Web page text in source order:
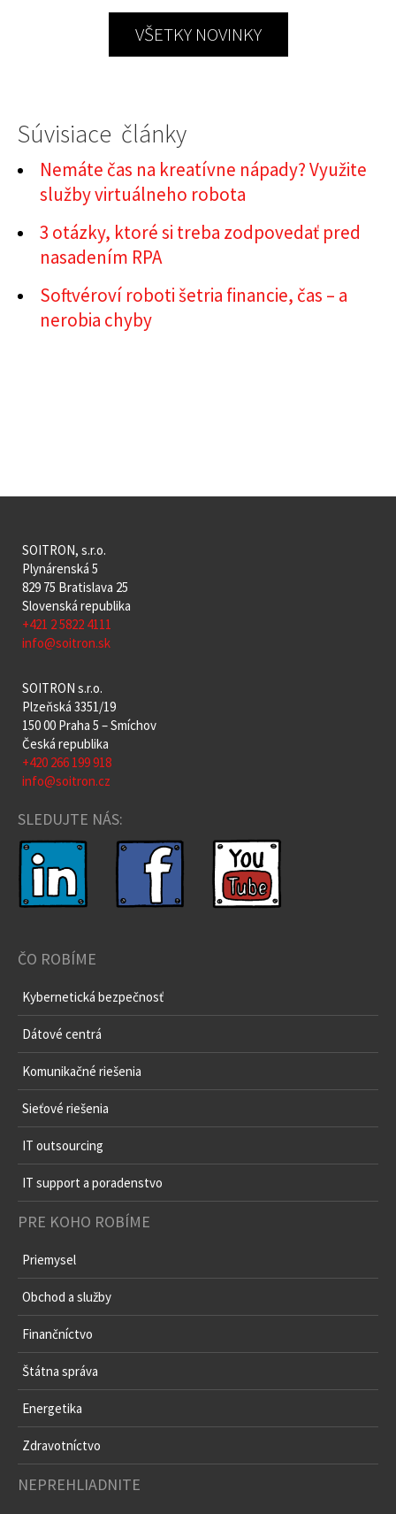
VŠETKY NOVINKY
Súvisiace články
Nemáte čas na kreatívne nápady? Využite
služby virtuálneho robota
3 otázky, ktoré si treba zodpovedať pred
nasadením RPA
Softvéroví roboti šetria financie, čas – a
nerobia chyby
SOITRON, s.r.o.
Plynárenská 5
829 75 Bratislava 25
Slovenská republika
+421 2 5822 4111
info@soitron.sk
SOITRON s.r.o.
Plzeňská 3351/19
150 00 Praha 5 – Smíchov
Česká republika
+420 266 199 918
info@soitron.cz
SLEDUJTE NÁS:
ČO ROBÍME
Kybernetická bezpečnosť
Dátové centrá
Komunikačné riešenia
Sieťové riešenia
IT outsourcing
IT support a poradenstvo
PRE KOHO ROBÍME
Priemysel
Obchod a služby
Finančníctvo
Štátna správa
Energetika
Zdravotníctvo
NEPREHLIADNITE